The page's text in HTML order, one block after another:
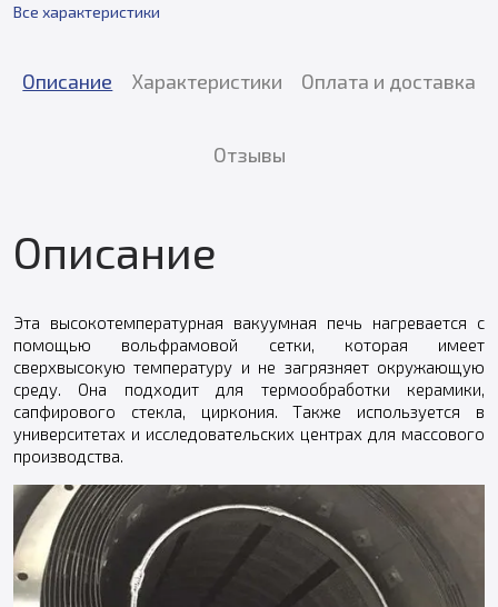
Все характеристики
Описание Характеристики Оплата и доставка
Отзывы
Описание
Эта высокотемпературная вакуумная печь нагревается с
помощью вольфрамовой сетки, которая имеет
сверхвысокую температуру и не загрязняет окружающую
среду. Она подходит для термообработки керамики,
сапфирового стекла, циркония. Также используется в
университетах и исследовательских центрах для массового
производства.